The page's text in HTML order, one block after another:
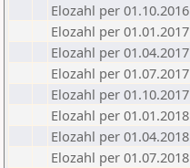
Elozahl per 01.10.2016
Elozahl per 01.01.2017
Elozahl per 01.04.2017
Elozahl per 01.07.2017
Elozahl per 01.10.2017
Elozahl per 01.01.2018
Elozahl per 01.04.2018
Elozahl per 01.07.2018